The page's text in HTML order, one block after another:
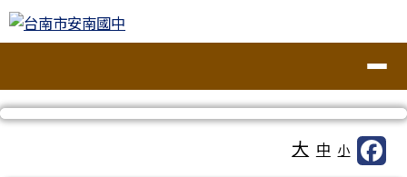
跳至主內容區
台南市安南國中
大 中 小